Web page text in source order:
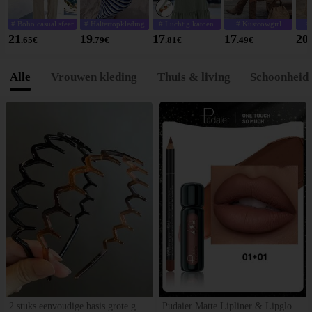
# Boho casual sfeer
21.65€
# Haltertopkleding
19.79€
# Luchtig katoen
17.81€
# Kustcowgirl
17.49€ 20
Alle Vrouwen kleding Thuis & living
2 stuks eenvoudige basis grote golf
Pudaier Matte Lipliner & Lipgloss